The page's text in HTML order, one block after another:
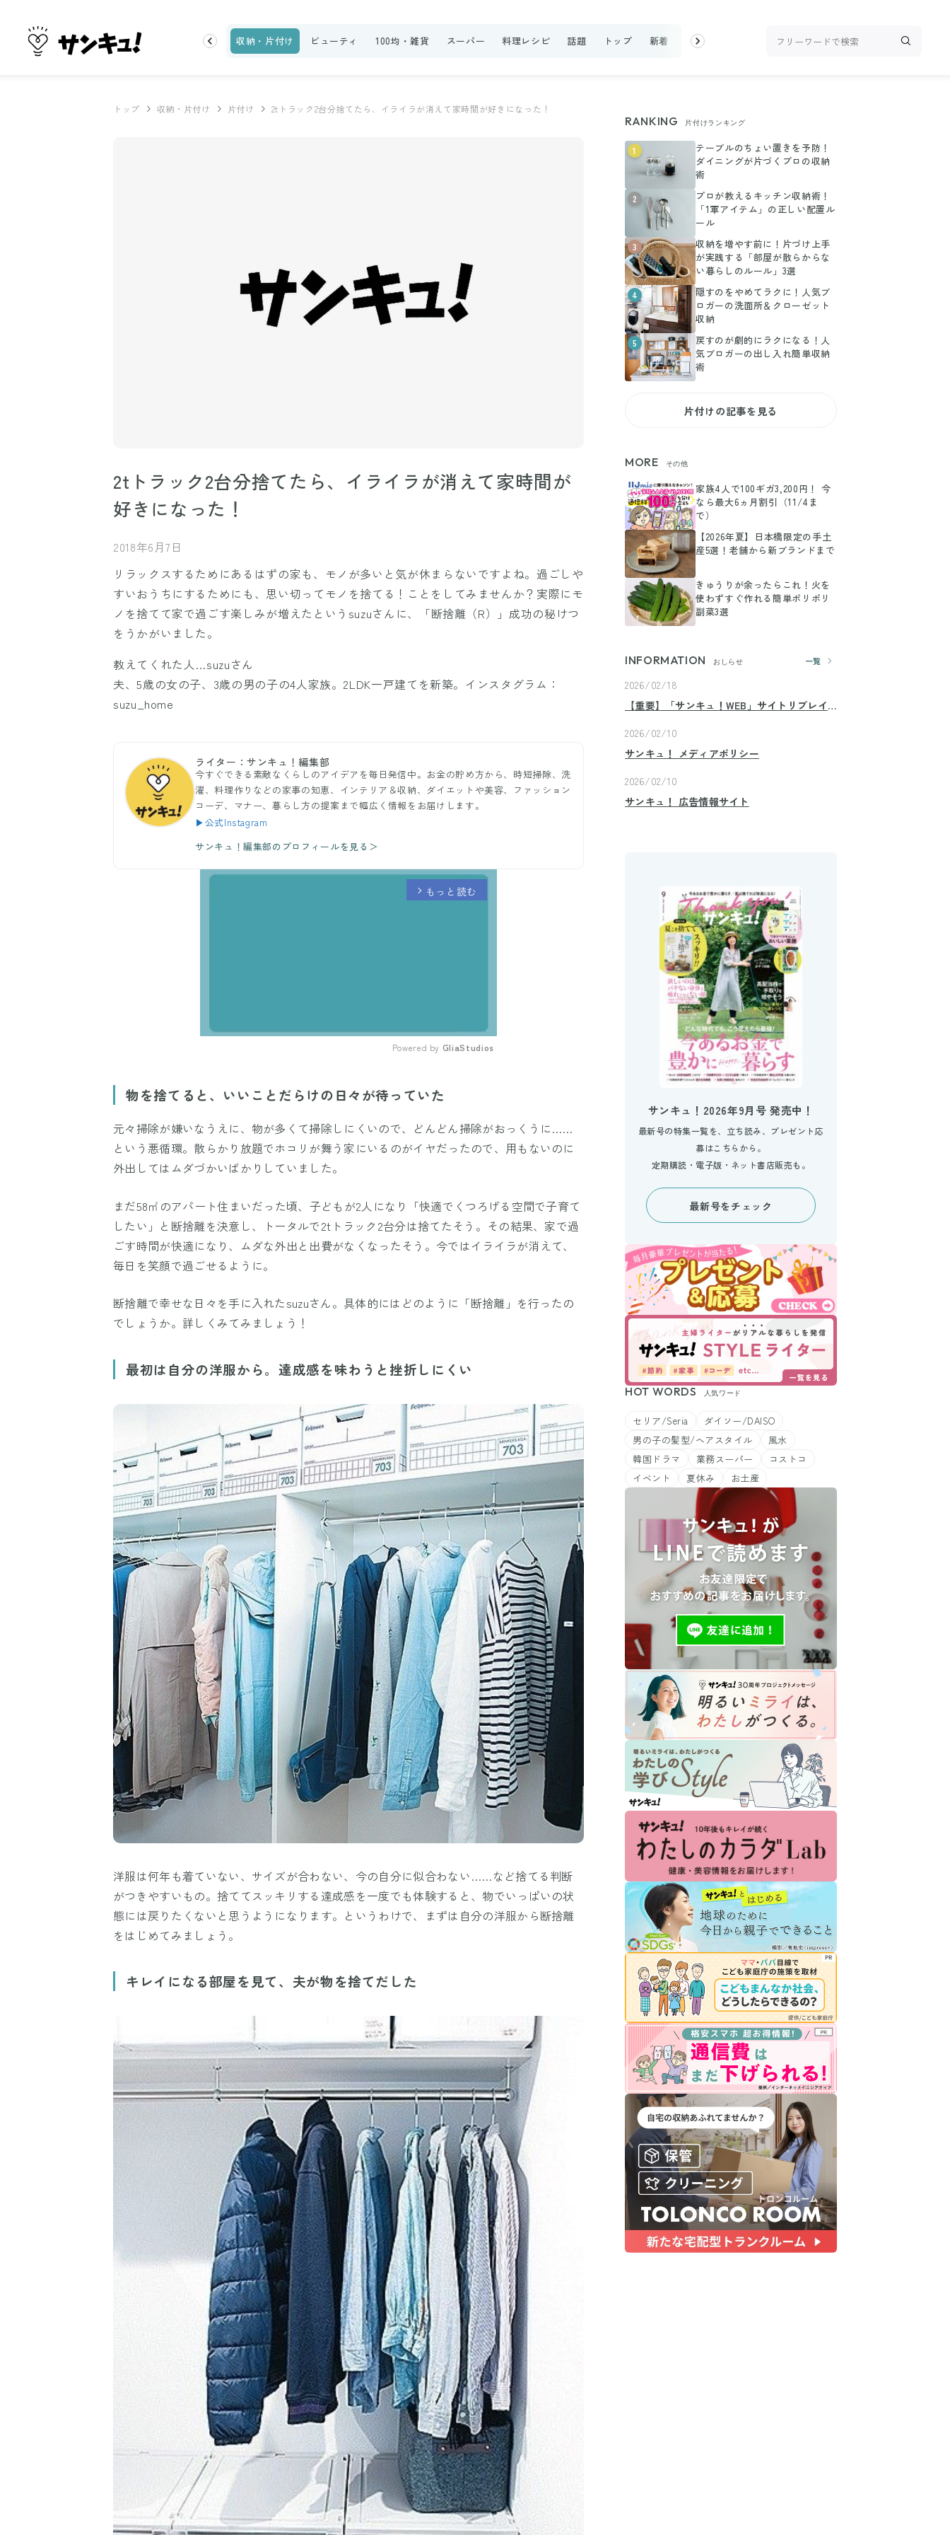
新着 ランキング 家事テク 収納・片付け ビューティ 100均・雑貨 スーパー 料理レシピ 話題 トップ 新着 ランキング
トップ 収納・片付け 片付け 2tトラック2台分捨てたら、イライラが消えて家時間が好きになった！
2tトラック2台分捨てたら、イライラが消えて家時間が
好きになった！
2018年6月7日
リラックスするためにあるはずの家も、モノが多いと気が休まらないですよね。過ごしや
すいおうちにするためにも、思い切ってモノを捨てる！ことをしてみませんか？実際にモ
ノを捨てて家で過ごす楽しみが増えたというsuzuさんに、「断捨離（R）」成功の秘けつ
をうかがいました。
教えてくれた人…suzuさん
夫、5歳の女の子、3歳の男の子の4人家族。2LDK一戸建てを新築。インスタグラム：
suzu_home
ライター：サンキュ！編集部
今すぐできる素敵なくらしのアイデアを毎日発信中。お金の貯め方から、時短掃除、洗
濯、料理作りなどの家事の知恵、インテリア＆収納、ダイエットや美容、ファッション
コーデ、マナー、暮らし方の提案まで幅広く情報をお届けします。
▶公式Instagram
サンキュ！編集部のプロフィールを見る＞
Powered by GliaStudios
物を捨てると、いいことだらけの日々が待っていた
元々掃除が嫌いなうえに、物が多くて掃除しにくいので、どんどん掃除がおっくうに……
という悪循環。散らかり放題でホコリが舞う家にいるのがイヤだったので、用もないのに
外出してはムダづかいばかりしていました。
まだ58㎡のアパート住まいだった頃、子どもが2人になり「快適でくつろげる空間で子育て
したい」と断捨離を決意し、トータルで2tトラック2台分は捨てたそう。その結果、家で過
ごす時間が快適になり、ムダな外出と出費がなくなったそう。今ではイライラが消えて、
毎日を笑顔で過ごせるように。
断捨離で幸せな日々を手に入れたsuzuさん。具体的にはどのように「断捨離」を行ったの
でしょうか。詳しくみてみましょう！
最初は自分の洋服から。達成感を味わうと挫折しにくい
洋服は何年も着ていない、サイズが合わない、今の自分に似合わない……など捨てる判断
がつきやすいもの。捨ててスッキリする達成感を一度でも体験すると、物でいっぱいの状
態には戻りたくないと思うようになります。というわけで、まずは自分の洋服から断捨離
をはじめてみましょう。
キレイになる部屋を見て、夫が物を捨てだした
RANKING 片付けランキング
1
テーブルのちょい置きを予防！
ダイニングが片づくプロの収納
術
2
プロが教えるキッチン収納術！
「1軍アイテム」の正しい配置ル
ール
3
収納を増やす前に！片づけ上手
が実践する「部屋が散らからな
い暮らしのルール」3選
4
隠すのをやめてラクに！人気ブ
ロガーの洗面所＆クローゼット
収納
5
戻すのが劇的にラクになる！人
気ブロガーの出し入れ簡単収納
術
片付けの記事を見る
MORE その他
家族4人で100ギガ3,200円！ 今
なら最大6ヵ月割引（11/4ま
で）
【2026年夏】日本橋限定の手土
産5選！老舗から新ブランドまで
きゅうりが余ったらこれ！火を
使わずすぐ作れる簡単ポリポリ
副菜3選
INFORMATION おしらせ 一覧
2026/02/18
【重要】「サンキュ！WEB」サイトリプレイ
2026/02/10
サンキュ！ メディアポリシー
2026/02/10
サンキュ！ 広告情報サイト
サンキュ！2026年9月号 発売中！
最新号の特集一覧を、立ち読み、プレゼント応
募はこちらから。
定期購読・電子版・ネット書店販売も。
最新号をチェック
HOT WORDS 人気ワード
セリア/Seria
ダイソー/DAISO
男の子の髪型/ヘアスタイル
風水
韓国ドラマ
業務スーパー
コストコ
イベント
夏休み お土産